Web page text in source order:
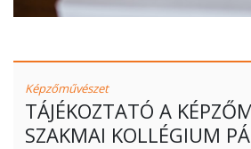
Képzőművészet
TÁJÉKOZTATÓ A
SZAKMAI KOLLÉGIUM